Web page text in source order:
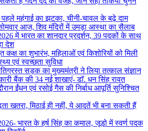
पहले महंगाई का झटका, चीनी-चावल के बढ़े दाम
आज, शिव मंदिरों में उमड़ा आस्था का सैलाब
में भारत का शानदार प्रदर्शन, 39 पदकों के साथ
देश
का शुभारंभ, महिलाओं एवं किशोरियों को मिली
एवं स्वच्छता सुविधा
सड़क का मुख्यमंत्री ने लिया तत्काल संज्ञान
बैंक की 34 नई शाखाएं- डाॅ. धन सिंह रावत
ईंधन एवं रसोई गैस की निर्बाध आपूर्ति सुनिश्चित
खतरा, मिठाई ही नहीं, ये आदतें भी बना सकती हैं
भारत के हर्ष सिंह का कमाल, जूडो में स्वर्ण पदक